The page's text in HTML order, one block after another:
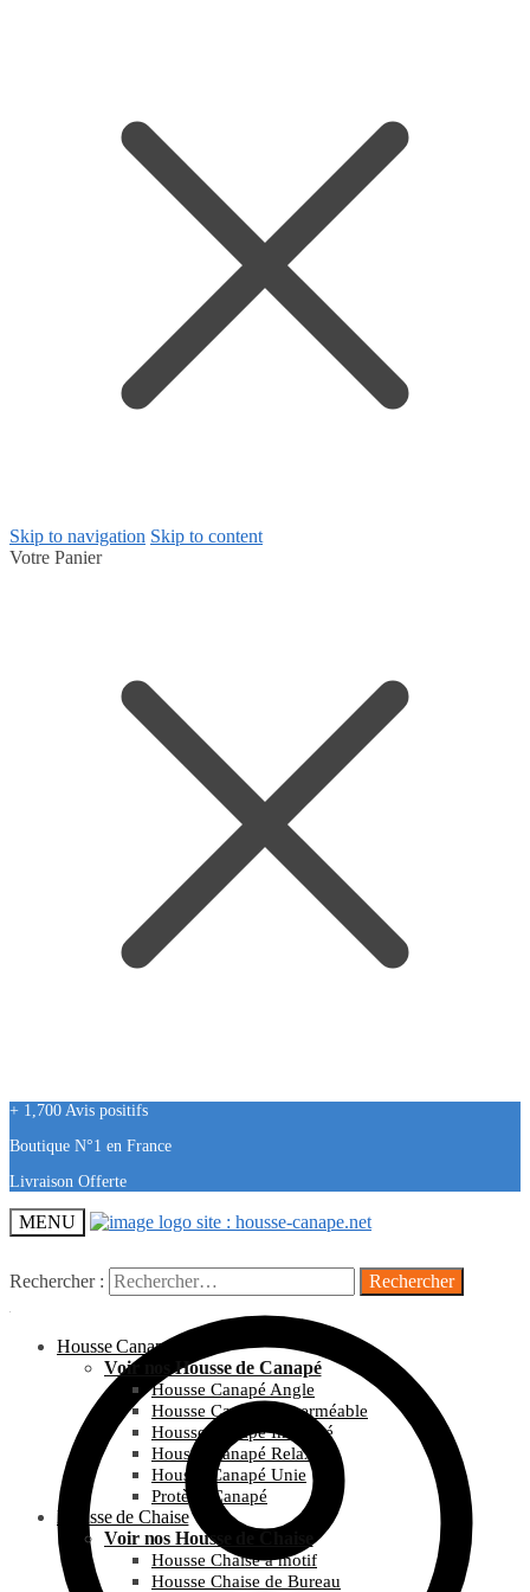
Skip to navigation Skip to content
Votre Panier
+ 1,700 Avis positifs
Boutique N°1 en France
Livraison Offerte
MENU
Rechercher :
Housse Canapé
Voir nos Housse de Canapé
Housse Canapé Angle
Housse Canapé Imperméable
Housse Canapé Imprimé
Housse Canapé Relax
Housse Canapé Unie
Protège Canapé
Housse de Chaise
Voir nos Housse de Chaise
Housse Chaise à motif
Housse Chaise de Bureau